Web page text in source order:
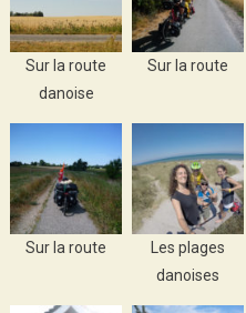
Sur la route
danoise
Sur la route
Sur la route
Les plages
danoises